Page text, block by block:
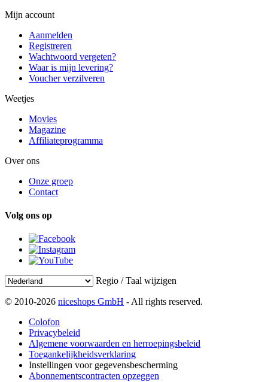
Mijn account
Aanmelden
Registreren
Wachtwoord vergeten?
Waar is mijn levering?
Voucher verzilveren
Weetjes
Movies
Magazine
Affiliateprogramma
Over ons
Onze groep
Contact
Volg ons op
Regio / Taal wijzigen
© 2010-2026 niceshops GmbH - All rights reserved.
Colofon
Privacybeleid
Algemene voorwaarden en herroepingsbeleid
Toegankelijkheidsverklaring
Instellingen voor gegevensbescherming
Abonnementscontracten opzeggen